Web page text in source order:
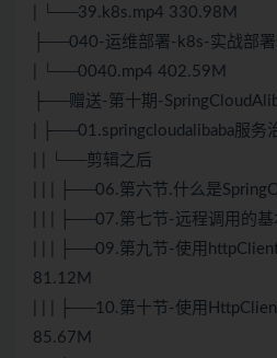
| └──39.k8s.mp4 330.98M
├──040-运维部署-k8s-实战部署
| └──0040.mp4 402.59M
├──赠送-第十期-
| ├──01.springcloudalibaba服务
| | └──剪辑之后
| | | ├──06.第六节.什么是
| | | ├──07.第七节-远程调用的
| | | ├──09.第九节-使用
81.12M
| | | ├──10.第十节-使用
85.67M